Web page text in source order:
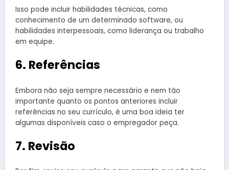
Isso pode incluir habilidades técnicas, como
conhecimento de um determinado software, ou
habilidades interpessoais, como liderança ou trabalho
em equipe.
6. Referências
Embora não seja sempre necessário e nem tão
importante quanto os pontos anteriores incluir
referências no seu currículo, é uma boa ideia ter
algumas disponíveis caso o empregador peça.
7. Revisão